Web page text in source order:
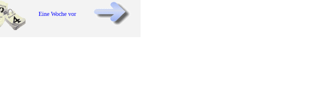
Eine Woche vor